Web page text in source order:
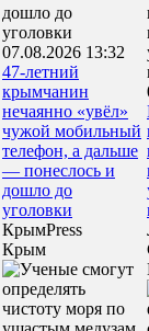
07.08.2026 13:32
47‑летний
крымчанин
нечаянно «увёл»
чужой мобильный
телефон, а дальше
— понеслось и
дошло до
уголовки
КрымPress
Крым